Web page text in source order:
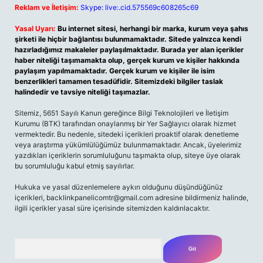
Reklam ve İletişim: Skype: live:.cid.575569c608265c69
Yasal Uyarı: Bu internet sitesi, herhangi bir marka, kurum veya şahıs
şirketi ile hiçbir bağlantısı bulunmamaktadır. Sitede yalnızca kendi
hazırladığımız makaleler paylaşılmaktadır. Burada yer alan içerikler
haber niteliği taşımamakta olup, gerçek kurum ve kişiler hakkında
paylaşım yapılmamaktadır. Gerçek kurum ve kişiler ile isim
benzerlikleri tamamen tesadüfidir. Sitemizdeki bilgiler taslak
halindedir ve tavsiye niteliği taşımazlar.
Sitemiz, 5651 Sayılı Kanun gereğince Bilgi Teknolojileri ve İletişim
Kurumu (BTK) tarafından onaylanmış bir Yer Sağlayıcı olarak hizmet
vermektedir. Bu nedenle, sitedeki içerikleri proaktif olarak denetleme
veya araştırma yükümlülüğümüz bulunmamaktadır. Ancak, üyelerimiz
yazdıkları içeriklerin sorumluluğunu taşımakta olup, siteye üye olarak
bu sorumluluğu kabul etmiş sayılırlar.
Hukuka ve yasal düzenlemelere aykırı olduğunu düşündüğünüz
içerikleri, backlinkpanelicomtr@gmail.com adresine bildirmeniz halinde,
ilgili içerikler yasal süre içerisinde sitemizden kaldırılacaktır.